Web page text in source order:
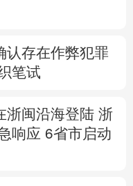
认存在作弊犯罪
笔试
浙闽沿海登陆 浙
响应 6省市启动